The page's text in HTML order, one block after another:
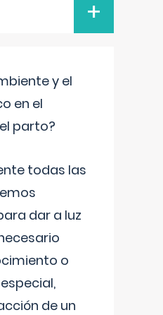
+
y el
en el
parto?
todas las
dar a luz
o
de un